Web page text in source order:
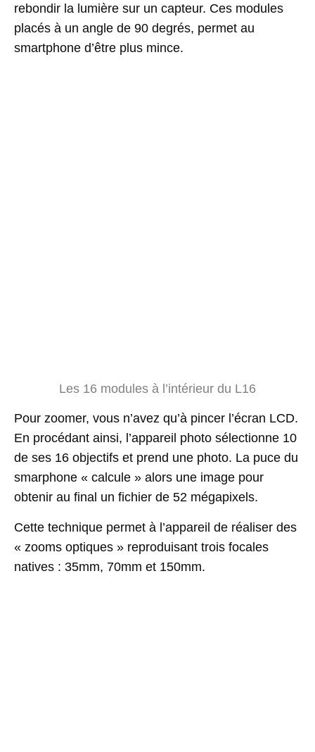
rebondir la lumière sur un capteur. Ces modules
placés à un angle de 90 degrés, permet au
smartphone d’être plus mince.
Les 16 modules à l’intérieur du L16
Pour zoomer, vous n’avez qu’à pincer l’écran LCD.
En procédant ainsi, l’appareil photo sélectionne 10
de ses 16 objectifs et prend une photo. La puce du
smarphone « calcule » alors une image pour
obtenir au final un fichier de 52 mégapixels.
Cette technique permet à l’appareil de réaliser des
« zooms optiques » reproduisant trois focales
natives : 35mm, 70mm et 150mm.